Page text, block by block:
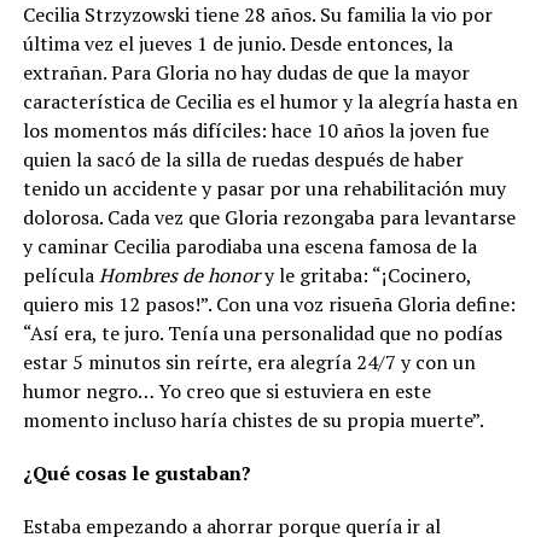
Cecilia Strzyzowski tiene 28 años. Su familia la vio por
última vez el jueves 1 de junio. Desde entonces, la
extrañan. Para Gloria no hay dudas de que la mayor
característica de Cecilia es el humor y la alegría hasta en
los momentos más difíciles: hace 10 años la joven fue
quien la sacó de la silla de ruedas después de haber
tenido un accidente y pasar por una rehabilitación muy
dolorosa. Cada vez que Gloria rezongaba para levantarse
y caminar Cecilia parodiaba una escena famosa de la
películaHombres de honory le gritaba: “¡Cocinero,
quiero mis 12 pasos!”. Con una voz risueña Gloria define:
“Así era, te juro. Tenía una personalidad que no podías
estar 5 minutos sin reírte, era alegría 24/7 y con un
humor negro… Yo creo que si estuviera en este
momento incluso haría chistes de su propia muerte”.
¿Qué cosas le gustaban?
Estaba empezando a ahorrar porque quería ir al